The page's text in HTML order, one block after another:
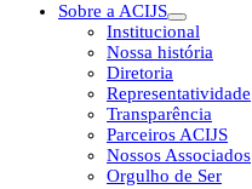
Sobre a ACIJS
Institucional
Nossa história
Diretoria
Representatividade
Transparência
Parceiros ACIJS
Nossos Associados
Orgulho de Ser